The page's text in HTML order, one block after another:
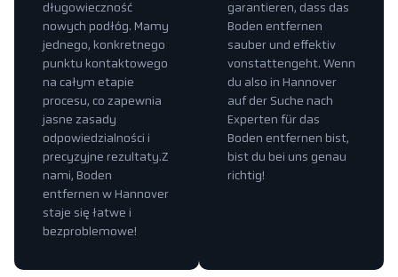
garantieren, dass das
Boden entfernen
sauber und effektiv
vonstattengeht. Wenn
du also in Hannover
auf der Suche nach
Experten für das
Boden entfernen bist,
bist du bei uns genau
richtig!
długowieczność
nowych podłóg. Mamy
jednego, konkretnego
punktu kontaktowego
na całym etapie
procesu, co zapewnia
jasne zasady
odpowiedzialności i
precyzyjne rezultaty.Z
nami, Boden
entfernen w Hannover
staje się łatwe i
bezproblemowe!